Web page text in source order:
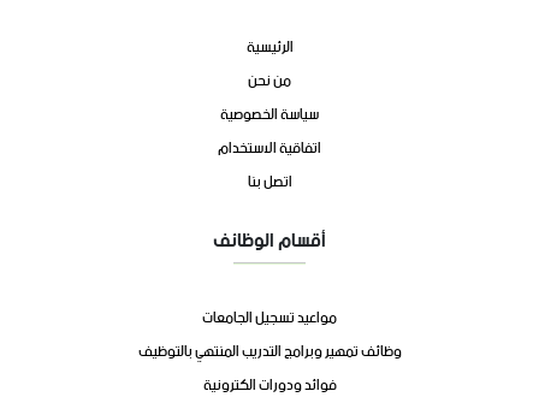
الرئيسية
من نحن
سياسة الخصوصية
اتفاقية الاستخدام
اتصل بنا
أقسام الوظائف
مواعيد تسجيل الجامعات
وظائف تمهير وبرامج التدريب المنتهي بالتوظيف
فوائد ودورات الكترونية